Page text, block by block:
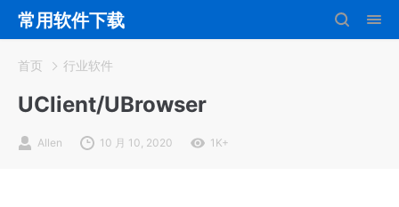
常用软件下载
首页 行业软件
UClient/UBrowser
Allen 10 月 10, 2020 1K+